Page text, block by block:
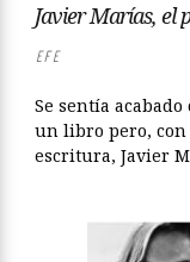
Javier Marías, el
EFE
Se sentía
un libro pero, con
escritura, Javier